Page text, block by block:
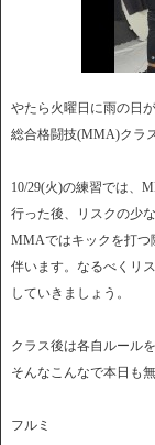
やたら火曜日に雨の日
総合格闘技(MMA)クラ
10/29(火)の練習では、
行った後、リスクの少
MMAではキックを打つ
伴います。なるべくリ
していきましょう。
クラス後は各自ルール
そんなこんなで本日も
フルミ